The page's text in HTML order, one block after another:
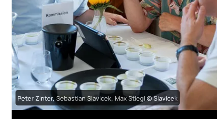
Peter Zinter, Sebastian Slavicek, Max Stiegl © Slavicek